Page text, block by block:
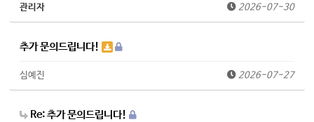
관리자 2026-07-30
추가 문의드립니다!
심예진 2026-07-27
Re: 추가 문의드립니다!